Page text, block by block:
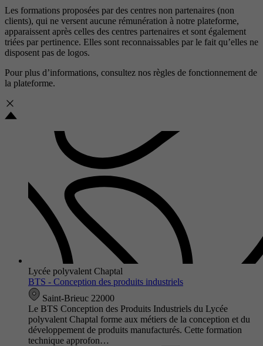
Les formations proposées par des centres non partenaires (non
clients), qui ne versent aucune rémunération à notre plateforme,
apparaissent après celles des centres partenaires et sont également
triées par pertinence. Elles sont reconnaissables par le fait qu’elles ne
disposent pas de logos.
Pour plus d’informations, consultez nos règles de fonctionnement de
la plateforme.
Lycée polyvalent Chaptal
BTS - Conception des produits industriels
Saint-Brieuc 22000
Le BTS Conception des Produits Industriels du Lycée
polyvalent Chaptal forme aux métiers de la conception et du
développement de produits manufacturés. Cette formation
technique approfon…